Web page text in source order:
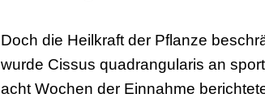
Doch die Heilkraft der Pflanze
wurde Cissus quadrangularis an
acht Wochen der Einnahme